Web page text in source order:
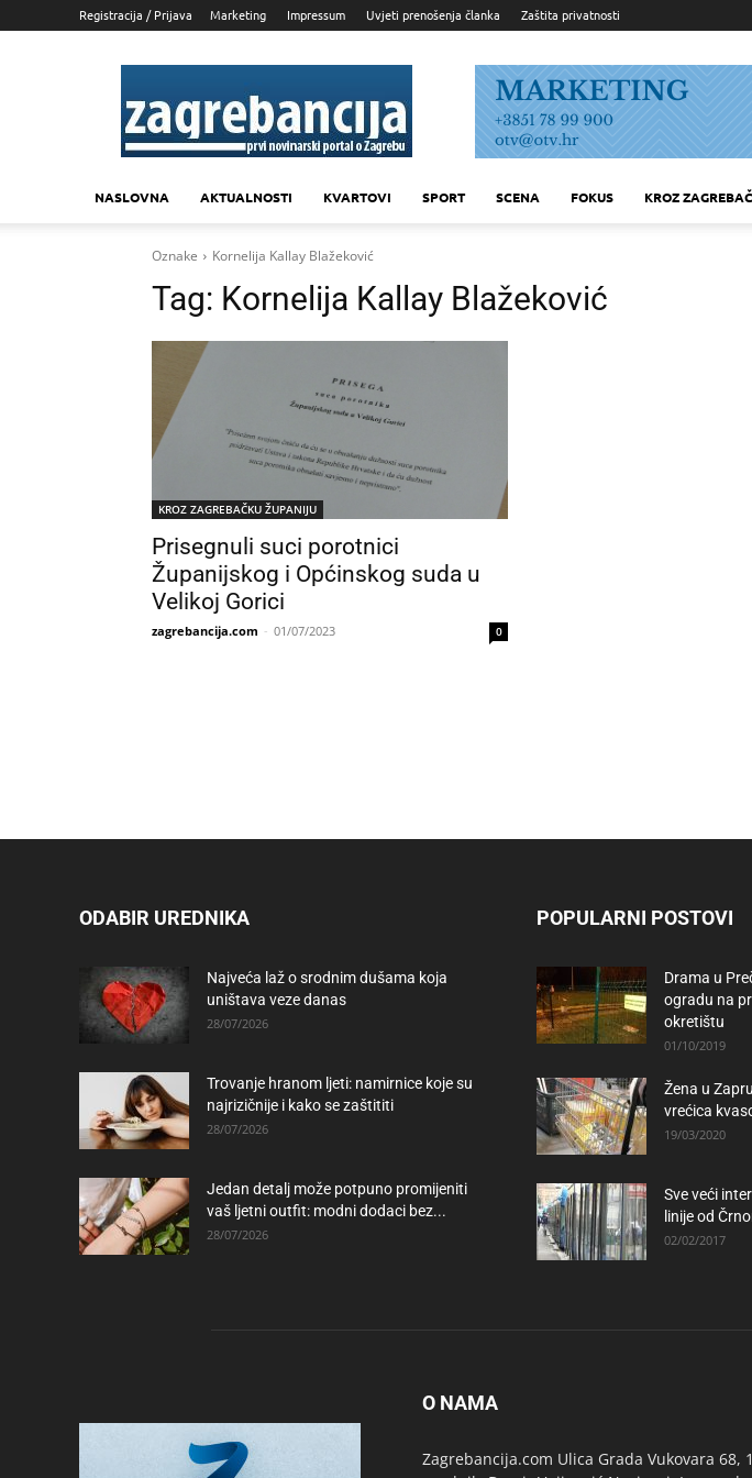
Registracija / Prijava Marketing Impressum Uvjeti prenošenja članka Zaštita privatnosti
Zagrebancija
NASLOVNA AKTUALNOSTI KVARTOVI SPORT SCENA FOKUS KROZ
Oznake Kornelija Kallay Blažeković
Tag: Kornelija Kallay Blažeković
KROZ ZAGREBAČKU ŽUPANIJU
Prisegnuli suci porotnici
Županijskog i Općinskog suda u
Velikoj Gorici
zagrebancija.com - 01/07/2023 0
ODABIR UREDNIKA
Najveća laž o srodnim dušama koja
uništava veze danas
28/07/2026
Trovanje hranom ljeti: namirnice koje su
najrizičnije i kako se zaštititi
28/07/2026
Jedan detalj može potpuno promijeniti
vaš ljetni outfit: modni dodaci bez...
28/07/2026
POPULARNI POSTOVI
Drama u
ogradu na
okretištu
01/10/2019
Žena u
vrećica
19/03/2020
Sve veći
linije od
02/02/2017
O NAMA
Zagrebancija.com Ulica Grada Vukovara 68,